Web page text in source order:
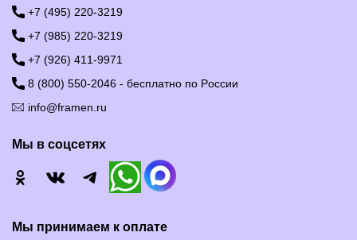
+7 (495) 220-3219
+7 (985) 220-3219
+7 (926) 411-9971
8 (800) 550-2046 - бесплатно по России
info@framen.ru
Мы в соцсетях
Мы принимаем к оплате